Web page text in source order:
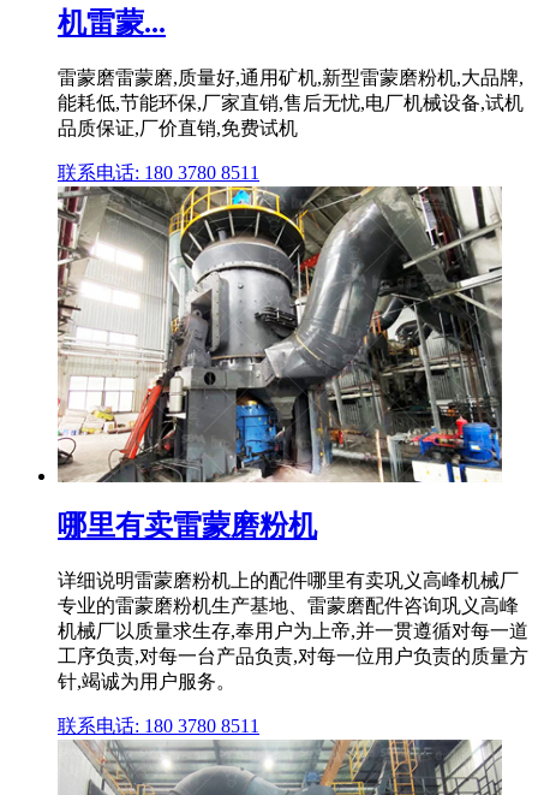
机雷蒙...
雷蒙磨雷蒙磨,质量好,通用矿机,新型雷蒙磨粉机,大品牌,
能耗低,节能环保,厂家直销,售后无忧,电厂机械设备,试机
品质保证,厂价直销,免费试机
联系电话: 180 3780 8511
哪里有卖雷蒙磨粉机
详细说明雷蒙磨粉机上的配件哪里有卖巩义高峰机械厂
专业的雷蒙磨粉机生产基地、雷蒙磨配件咨询巩义高峰
机械厂以质量求生存,奉用户为上帝,并一贯遵循对每一道
工序负责,对每一台产品负责,对每一位用户负责的质量方
针,竭诚为用户服务。
联系电话: 180 3780 8511